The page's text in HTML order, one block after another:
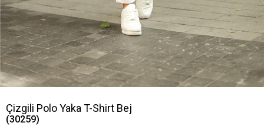
Çizgili Polo Yaka T-Shirt Bej
(30259)